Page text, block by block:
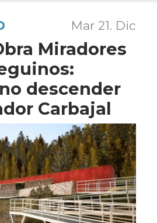
Mar 21. Dic
Miradores
descender
Carbajal